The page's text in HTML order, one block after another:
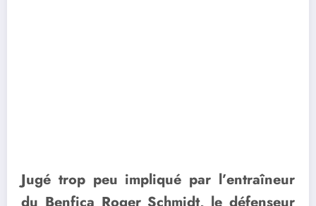
Jugé trop peu impliqué par l’entraîneur